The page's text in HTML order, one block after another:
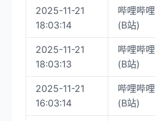
2025-11-21
18:03:14
哔哩哔哩
(B站)
2025-11-21
18:03:13
哔哩哔哩
(B站)
2025-11-21
16:03:14
哔哩哔哩
(B站)